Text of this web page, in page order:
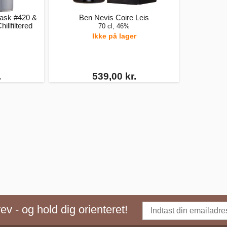
#420 &
Ben Nevis Coire Leis
70 cl, 46%
Ikke på lager
539,00 kr.
- og hold dig orienteret!